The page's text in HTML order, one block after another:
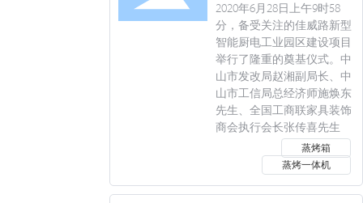
2020年6月28日上午9时58
分，备受关注的佳威路新型
智能厨电工业园区建设项目
举行了隆重的奠基仪式。中
山市发改局赵湘副局长、中
山市工信局总经济师施焕东
先生、全国工商联家具装饰
商会执行会长张传喜先生
蒸烤箱
蒸烤一体机